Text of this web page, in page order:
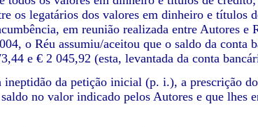
os legatários dos valores em dinheiro e títulos
em reunião realizada entre Autores e
o Réu assumiu/aceitou que o saldo da conta
e € 2 045,92 (esta, levantada da conta
da petição inicial (p. i.), a prescrição do
no valor indicado pelos Autores e que lhes